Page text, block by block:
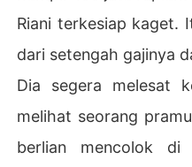
Riani terkesiap kaget.
dari setengah gajinya
Dia segera melesat
melihat seorang
berlian mencolok